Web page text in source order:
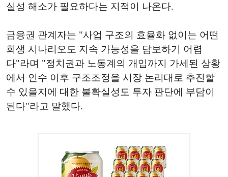
실성 해소가 필요하다는 지적이 나온다.
금융권 관계자는 "사업 구조의 효율화 없이는 어떤
회생 시나리오도 지속 가능성을 담보하기 어렵
다"라며 "정치권과 노동계의 개입까지 가세된 상황
에서 인수 이후 구조조정을 시장 논리대로 추진할
수 있을지에 대한 불확실성도 투자 판단에 부담이
된다"라고 말했다.